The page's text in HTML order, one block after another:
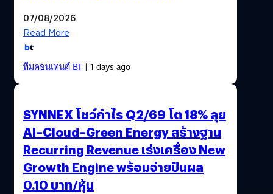
07/08/2026
Read More
ทีมคอนเทนต์ BT| 1 days ago
SYNNEX โชว์กำไร Q2/69 โต 18% ลุย
AI–Cloud–Green Energy สร้างฐาน
Recurring Revenue เร่งเครื่อง New
Growth Engine พร้อมจ่ายปันผล
0.10 บาท/หุ้น